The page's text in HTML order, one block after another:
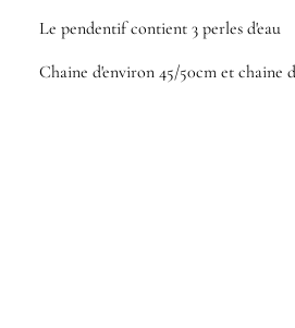
Le pendentif contient 3 perles d'eau
Chaine d'environ 45/50cm et chaine